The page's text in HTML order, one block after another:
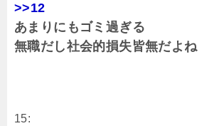
>>12
あまりにもゴミ過ぎる
無職だし社会的損失皆無だよね
15: